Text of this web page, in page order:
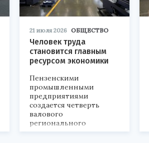
21 июля 2026 ОБЩЕСТВО
Человек труда
становится главным
ресурсом экономики
Пензенскими
промышленными
предприятиями
создается четверть
валового
регионального
продукта и